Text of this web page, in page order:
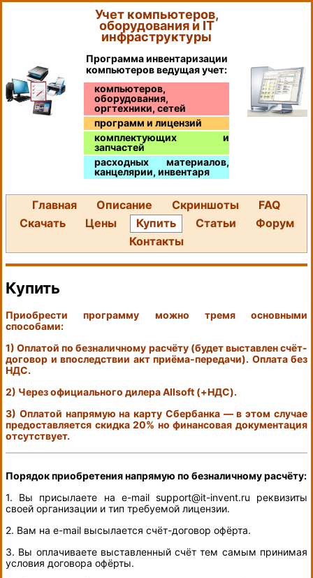
Учет компьютеров,
оборудования и IT
инфраструктуры
Программа инвентаризации
компьютеров ведущая учет:
компьютеров,
оборудования,
оргтехники, сетей
программ и лицензий
комплектующих и
запчастей
расходных материалов,
канцелярии, инвентаря
Главная Описание Скриншоты
FAQ
Скачать
Цены Купить Статьи
Форум
Контакты
Купить
Приобрести программу можно тремя основными
способами:
1) Оплатой по безналичному расчёту (будет выставлен счёт-
договор и впоследствии акт приёма-передачи). Оплата без
НДС.
2) Через официального дилера Allsoft (+НДС).
3) Оплатой напрямую на карту Сбербанка — в этом случае
предоставляется скидка 20% но финансовая документация
отсутствует.
Порядок приобретения напрямую по безналичному расчёту:
1. Вы присылаете на e-mail support@it-invent.ru реквизиты
своей организации и тип требуемой лицензии.
2. Вам на e-mail высылается счёт-договор офёрта.
3. Вы оплачиваете выставленный счёт тем самым принимая
условия договора офёрты.